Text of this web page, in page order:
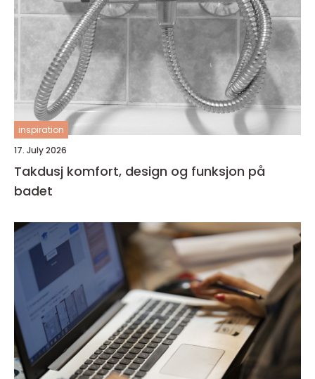
inspiration
17. July 2026
Takdusj komfort, design og funksjon på
badet